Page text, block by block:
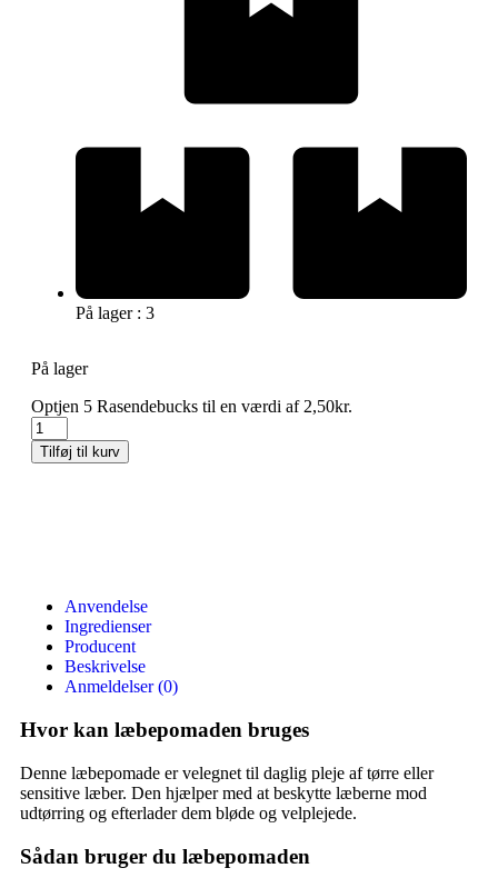
På lager : 3
På lager
Optjen 5 Rasendebucks til en værdi af2,50kr.
Tilføj til kurv
Anvendelse
Ingredienser
Producent
Beskrivelse
Anmeldelser (0)
Hvor kan læbepomaden bruges
Denne læbepomade er velegnet til daglig pleje af tørre eller
sensitive læber. Den hjælper med at beskytte læberne mod
udtørring og efterlader dem bløde og velplejede.
Sådan bruger du læbepomaden